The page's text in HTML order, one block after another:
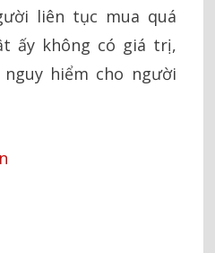
liên tục mua quá
ấy không có giá trị,
hiểm cho người